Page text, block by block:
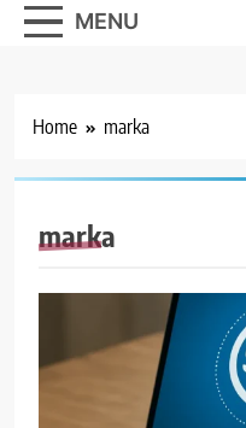
MENU
Home marka
marka